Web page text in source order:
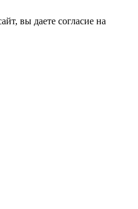
вы даете согласие на